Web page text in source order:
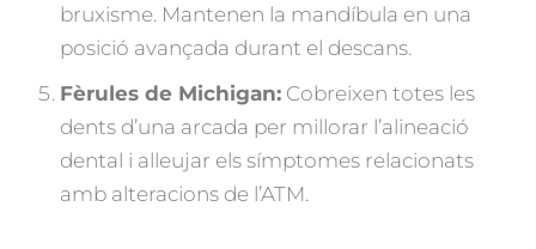
bruxisme. Mantenen la mandíbula en una
posició avançada durant el descans.
Fèrules de Michigan: Cobreixen totes les
dents d’una arcada per millorar l’alineació
dental i alleujar els símptomes relacionats
amb alteracions de l’ATM.